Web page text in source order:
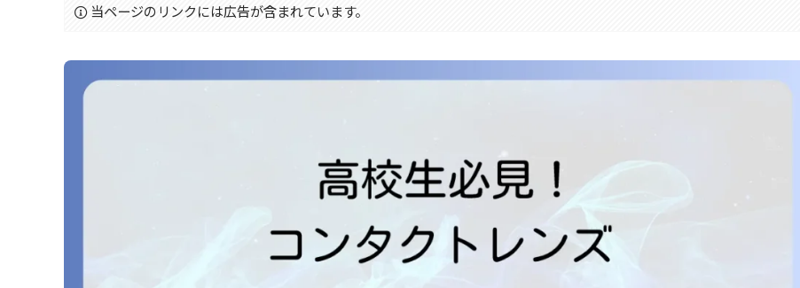
当ページのリンクには広告が含まれています。